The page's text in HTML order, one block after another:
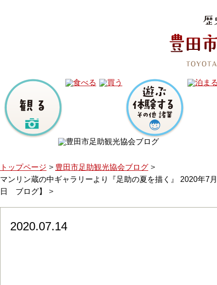
トップページ
豊田市足助観光協会ブログ
マンリン蔵の中ギャラリーより『足助の夏を描く』 2020年7
日 ブログ】
2020.07.14